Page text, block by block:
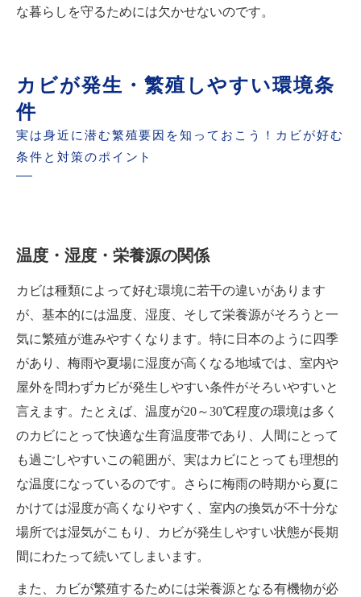
な暮らしを守るためには欠かせないのです。
カビが発生・繁殖しやすい環境条
件
実は身近に潜む繁殖要因を知っておこう！カビが好む
条件と対策のポイント
温度・湿度・栄養源の関係
カビは種類によって好む環境に若干の違いがあります
が、基本的には温度、湿度、そして栄養源がそろうと一
気に繁殖が進みやすくなります。特に日本のように四季
があり、梅雨や夏場に湿度が高くなる地域では、室内や
屋外を問わずカビが発生しやすい条件がそろいやすいと
言えます。たとえば、温度が20～30℃程度の環境は多く
のカビにとって快適な生育温度帯であり、人間にとって
も過ごしやすいこの範囲が、実はカビにとっても理想的
な温度になっているのです。さらに梅雨の時期から夏に
かけては湿度が高くなりやすく、室内の換気が不十分な
場所では湿気がこもり、カビが発生しやすい状態が長期
間にわたって続いてしまいます。
また、カビが繁殖するためには栄養源となる有機物が必